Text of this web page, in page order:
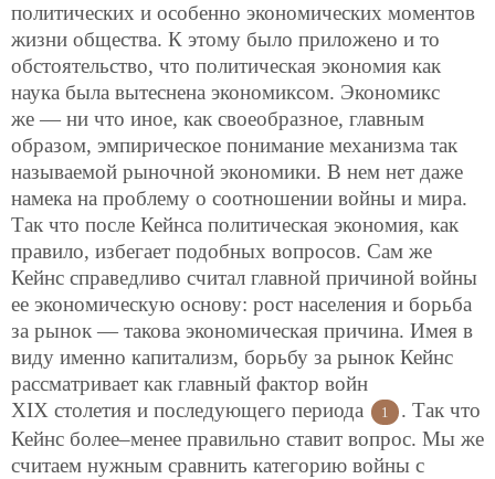
политических и особенно экономических моментов
жизни общества. К этому было приложено и то
обстоятельство, что политическая экономия как
наука была вытеснена экономиксом. Экономикс
же — ни что иное, как своеобразное, главным
образом, эмпирическое понимание механизма так
называемой рыночной экономики. В нем нет даже
намека на проблему о соотношении войны и мира.
Так что после Кейнса политическая экономия, как
правило, избегает подобных вопросов. Сам же
Кейнс справедливо считал главной причиной войны
ее экономическую основу: рост населения и борьба
за рынок — такова экономическая причина. Имея в
виду именно капитализм, борьбу за рынок Кейнс
рассматривает как главный фактор войн
ХIХ столетия и последующего периода
1
. Так что
Кейнс более–менее правильно ставит вопрос. Мы же
считаем нужным сравнить категорию войны с